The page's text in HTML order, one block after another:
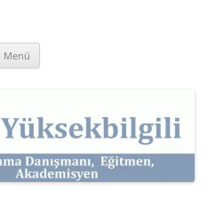
Web Sitesi.
Menü